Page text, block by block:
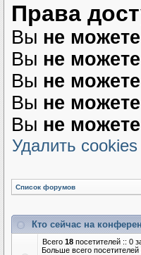
Права
Вы не можете
Вы не можете
Вы не можете
Вы не можете
Вы не можете
Удалить cookies
Список форумов
Кто сейчас на
Всего 18 посетителей :: 0
Больше всего посетителей